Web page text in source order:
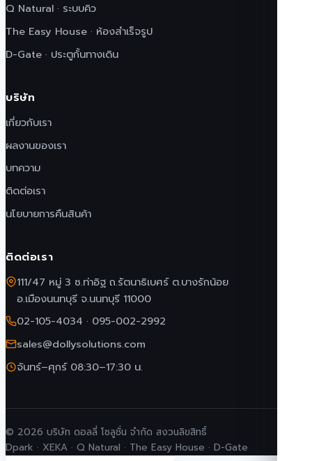
Q Natural · ระบบคิว
The Easy House · ห้องสำเร็จรูป
D-Gate · ประตูกั้นทางเดิน
บริษัท
เกี่ยวกับเรา
ผลงานของเรา
บทความ
ติดต่อเรา
นโยบายการคืนสินค้า
ติดต่อเรา
111/47 หมู่ 3 ซ.ท่าอิฐ ถ.รัตนาธิเบศร์ ต.บางรักน้อย
อ.เมืองนนทบุรี จ.นนทบุรี 11000
02-105-4034 · 095-002-2992
sales@dollysolutions.com
จันทร์–ศุกร์ 08:30–17:30 น.
© 2026 บริษัท ดอลลี่ โซลูชั่น จำกัด สงวนลิขสิทธิ์
Dpark · XEKA · Q Natural · The Easy House · D-Gate